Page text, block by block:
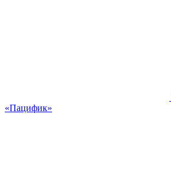
«Пацифик»